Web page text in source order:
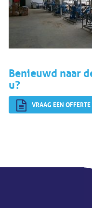
Benieuwd naar
u?
VRAAG EEN